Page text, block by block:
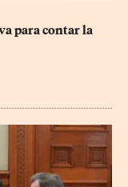
para contar la